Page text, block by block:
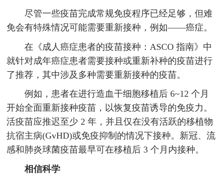
尽管一些疫苗完成常规免疫程序已经足够，但难
免会有特殊情况可能需要重新接种，例如——癌症。
在《成人癌症患者的疫苗接种：ASCO 指南》中
就针对成年癌症患者需要接种或重新补种的疫苗进行
了推荐，其中涉及多种需要重新接种的疫苗。
例如，患者在进行造血干细胞移植后 6~12 个月
开始全面重新接种疫苗，以恢复疫苗诱导的免疫力。
活疫苗应推迟至少 2 年，并且仅在没有活跃的移植物
抗宿主病(GvHD)或免疫抑制的情况下接种。新冠、流
感和肺炎球菌疫苗最早可在移植后 3 个月内接种。
相信科学